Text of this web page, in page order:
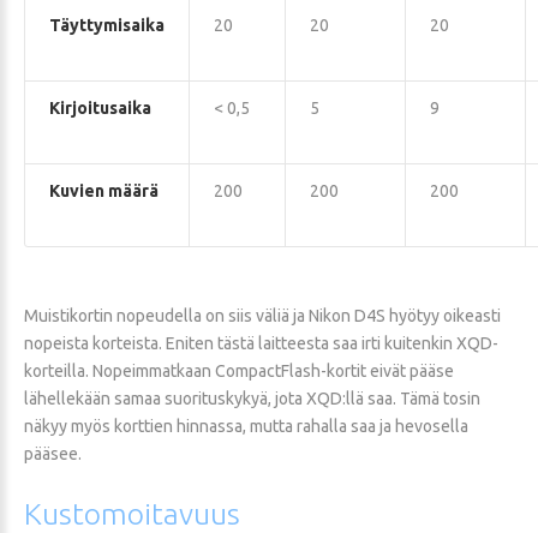
Täyttymisaika 20 20 20
Kirjoitusaika < 0,5 5 9
Kuvien määrä 200 200 200
Muistikortin nopeudella on siis väliä ja Nikon D4S hyötyy oikeasti
nopeista korteista. Eniten tästä laitteesta saa irti kuitenkin XQD-
korteilla. Nopeimmatkaan CompactFlash-kortit eivät pääse
lähellekään samaa suorituskykyä, jota XQD:llä saa. Tämä tosin
näkyy myös korttien hinnassa, mutta rahalla saa ja hevosella
pääsee.
Kustomoitavuus